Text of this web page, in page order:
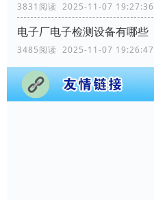
3831阅读 2025-11-07 19:27:36
电子厂电子检测设备有哪些
3485阅读 2025-11-07 19:26:47